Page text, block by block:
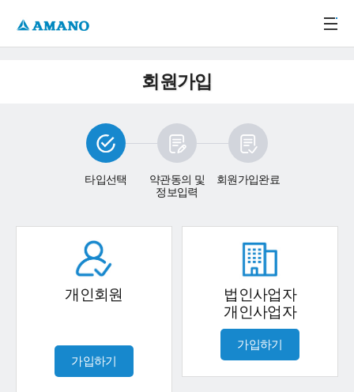
회원가입
타입선택
약관동의 및
정보입력
회원가입완료
개인회원
가입하기
법인사업자
개인사업자
가입하기